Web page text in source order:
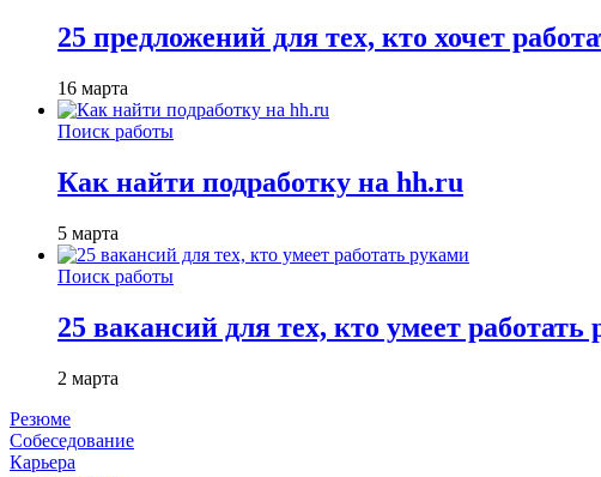
25 предложений для тех, кто хочет
16 марта
Поиск работы
Как найти подработку на hh.ru
5 марта
Поиск работы
25 вакансий для тех, кто умеет работать
2 марта
Резюме
Собеседование
Карьера